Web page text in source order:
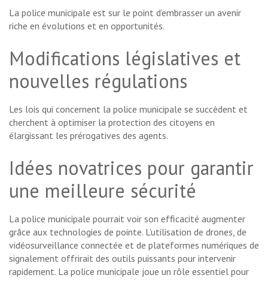
La police municipale est sur le point d’embrasser un avenir
riche en évolutions et en opportunités.
Modifications législatives et
nouvelles régulations
Les lois qui concernent la police municipale se succèdent et
cherchent à optimiser la protection des citoyens en
élargissant les prérogatives des agents.
Idées novatrices pour garantir
une meilleure sécurité
La police municipale pourrait voir son efficacité augmenter
grâce aux technologies de pointe. L’utilisation de drones, de
vidéosurveillance connectée et de plateformes numériques de
signalement offrirait des outils puissants pour intervenir
rapidement. La police municipale joue un rôle essentiel pour